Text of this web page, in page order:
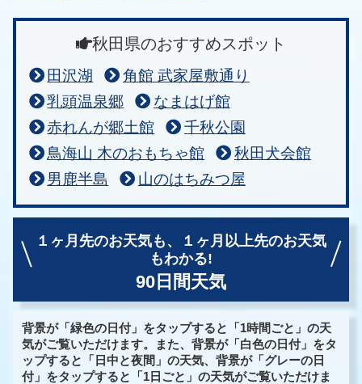
秋田県のおすすめスポット
田沢湖
角館 武家屋敷通り
乳頭温泉郷
なまはげ館
赤れんが郷土館
千秋公園
鳥海山 木のおもちゃ館
秋田犬会館
男鹿半島
山のはちみつ屋
１ヶ月先のお天気も、
１ヶ月以上先のお天気
もわかる!
90日間天気
背景が「緑色の日付」をタップすると「1時間ごと」の天
気がご覧いただけます。また、背景が「白色の日付」をタ
ップすると「日中と夜間」の天気、背景が「グレーの日
付」をタップすると「1日ごと」の天気がご覧いただけま